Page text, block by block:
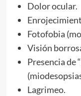
Dolor ocular.
Fotofobia
Visión
Presencia de
Lagrimeo.